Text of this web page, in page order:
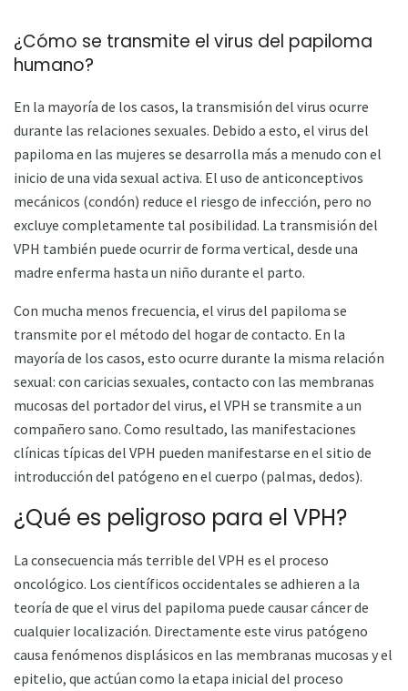
¿Cómo se transmite el virus del papiloma
humano?
En la mayoría de los casos, la transmisión del virus ocurre
durante las relaciones sexuales. Debido a esto, el virus del
papiloma en las mujeres se desarrolla más a menudo con el
inicio de una vida sexual activa. El uso de anticonceptivos
mecánicos (condón) reduce el riesgo de infección, pero no
excluye completamente tal posibilidad. La transmisión del
VPH también puede ocurrir de forma vertical, desde una
madre enferma hasta un niño durante el parto.
Con mucha menos frecuencia, el virus del papiloma se
transmite por el método del hogar de contacto. En la
mayoría de los casos, esto ocurre durante la misma relación
sexual: con caricias sexuales, contacto con las membranas
mucosas del portador del virus, el VPH se transmite a un
compañero sano. Como resultado, las manifestaciones
clínicas típicas del VPH pueden manifestarse en el sitio de
introducción del patógeno en el cuerpo (palmas, dedos).
¿Qué es peligroso para el VPH?
La consecuencia más terrible del VPH es el proceso
oncológico. Los científicos occidentales se adhieren a la
teoría de que el virus del papiloma puede causar cáncer de
cualquier localización. Directamente este virus patógeno
causa fenómenos displásicos en las membranas mucosas y el
epitelio, que actúan como la etapa inicial del proceso